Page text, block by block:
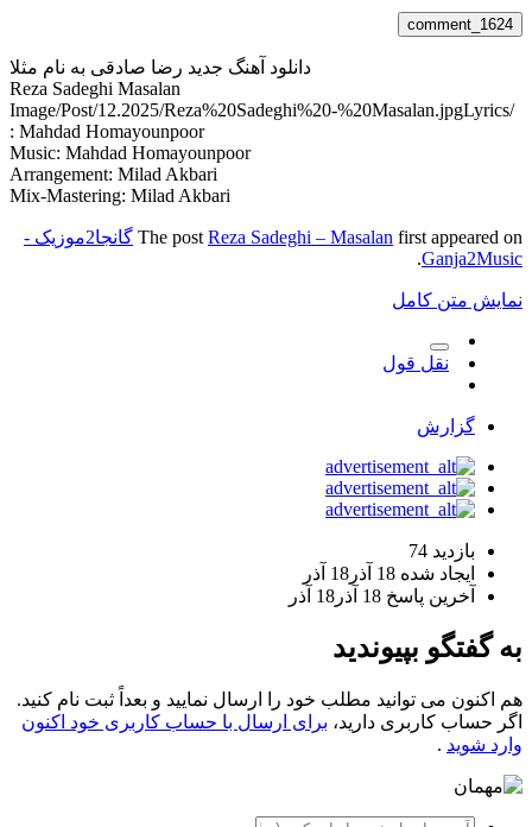
comment_1624
دانلود آهنگ جدید رضا صادقی به نام مثلا
Reza Sadeghi Masalan
/Image/Post/12.2025/Reza%20Sadeghi%20-%20Masalan.jpg
Lyrics
: Mahdad Homayounpoor
Music: Mahdad Homayounpoor
Arrangement: Milad Akbari
Mix-Mastering: Milad Akbari
The post Reza Sadeghi – Masalan first appeared on
گانجا2موزیک -
Ganja2Music
.
نمایش متن کامل
نقل قول
گزارش
بازدید 74
ایجاد شده 18 آذر
18 آذر
آخرین پاسخ 18 آذر 18 آذر
به گفتگو بپیوندید
هم اکنون می توانید مطلب خود را ارسال نمایید و بعداً ثبت نام کنید.
اگر حساب کاربری دارید، برای ارسال با حساب کاربری خود اکنون
وارد شوید .